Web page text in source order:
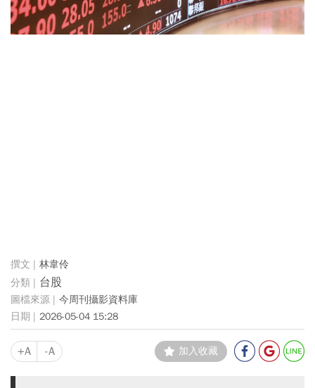
林韋伶
台股
今周刊攝影資料庫
2026-05-04 15:28
+A -A 加入收藏